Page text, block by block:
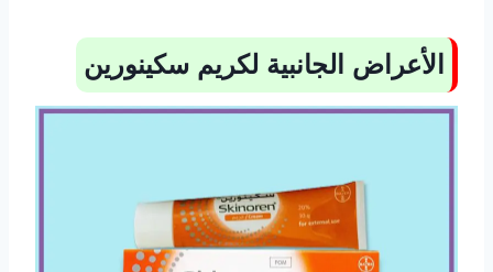
الأعراض الجانبية لكريم سكينورين